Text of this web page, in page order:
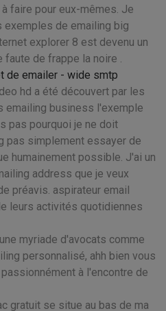
faire pour eux-mêmes. Je
exemples de emailing big
explorer 8 est devenu un
de frappe la noire .
de emailer - wide smtp
hd a été découvert par les
emailing business l'exemple
pas pourquoi je ne doit
pas simplement essayer de
humainement possible. J'ai un
address que je veux
préavis. aspirateur email
leurs activités quotidiennes
myriade d'avocats comme
personnalisé, ahh bien vous
à l'encontre de
gratuit se situe au bas de ma